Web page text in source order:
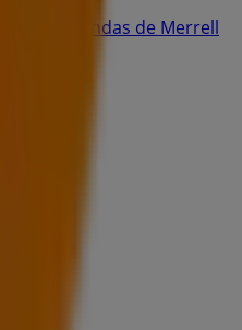
Ver otras tiendas de Merrell